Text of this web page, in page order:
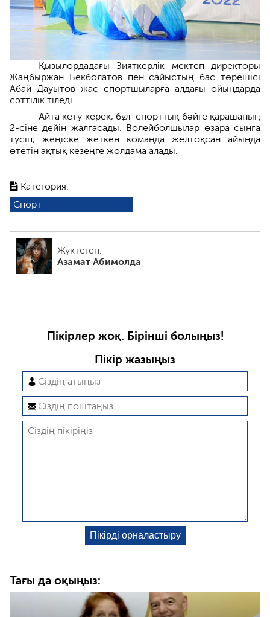
Категория:
Спорт
Жүктеген:
Азамат Абимолда
Қызылордадағы Зияткерлік мектеп директоры
Жаңбыржан Бекболатов пен сайыстың бас төрешісі
Абай Дауытов жас спортшыларға алдағы ойындарда
сәттілік тіледі.
Айта кету керек, бұл спорттық бәйге қарашаның
2-сіне дейін жалғасады. Волейболшылар өзара сынға
түсіп, жеңіске жеткен команда желтоқсан айында
өтетін ақтық кезеңге жолдама алады.
Пікірлер жоқ. Бірінші болыңыз!
Пікір жазыңыз
Тағы да оқыңыз: